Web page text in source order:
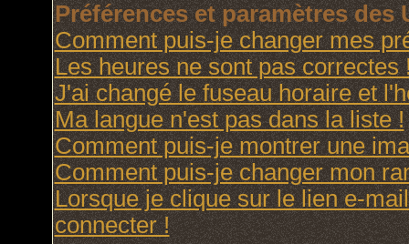
Préférences et paramètres des
Comment puis-je changer mes
Les heures ne sont pas correctes
J'ai changé le fuseau horaire et
Ma langue n'est pas dans la liste !
Comment puis-je montrer une
Comment puis-je changer mon
Lorsque je clique sur le lien e-
connecter !